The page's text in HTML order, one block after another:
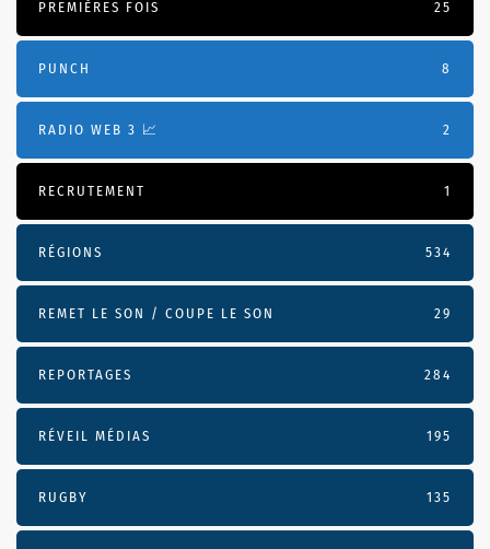
PREMIÈRES FOIS 25
PUNCH 8
RADIO WEB 3 📈 2
RECRUTEMENT 1
RÉGIONS 534
REMET LE SON / COUPE LE SON 29
REPORTAGES 284
RÉVEIL MÉDIAS 195
RUGBY 135